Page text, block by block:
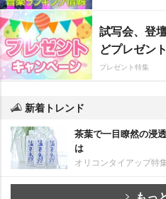
試写会、登
どプレゼン
プレゼント特集
新着トレンド
茶葉で一目瞭然の浸
は
オリコンタイアップ特